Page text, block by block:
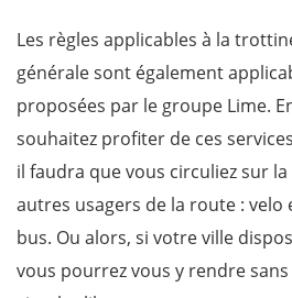
Les règles applicables à la
générale sont également
proposées par le groupe Lime.
souhaitez profiter de ces
il faudra que vous circuliez sur la
autres usagers de la route :
bus. Ou alors, si votre ville
vous pourrez vous y rendre